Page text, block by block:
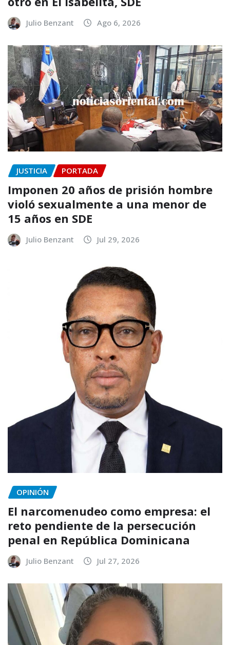
Julio Benzant Ago 6, 2026
JUSTICIA PORTADA
Imponen 20 años de prisión hombre
violó sexualmente a una menor de
15 años en SDE
Julio Benzant Jul 29, 2026
OPINIÓN
El narcomenudeo como empresa: el
reto pendiente de la persecución
penal en República Dominicana
Julio Benzant Jul 27, 2026